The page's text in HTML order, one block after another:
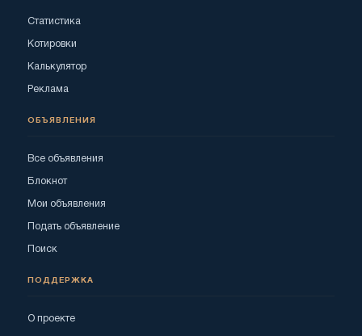
Статистика
Котировки
Калькулятор
Реклама
ОБЪЯВЛЕНИЯ
Все объявления
Блокнот
Мои объявления
Подать объявление
Поиск
ПОДДЕРЖКА
О проекте